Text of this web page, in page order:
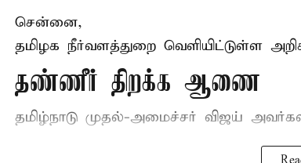
சென்னை,
தமிழக நீர்வளத்துறை வெளியிட்டுள்ள
தண்ணீர் திறக்க ஆணை
தமிழ்நாடு முதல்-அமைச்சர் விஜய்